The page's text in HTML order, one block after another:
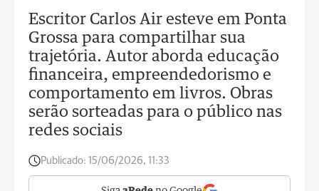
Escritor Carlos Air esteve em Ponta
Grossa para compartilhar sua
trajetória. Autor aborda educação
financeira, empreendedorismo e
comportamento em livros. Obras
serão sorteadas para o público nas
redes sociais
Publicado: 15/06/2026, 11:33